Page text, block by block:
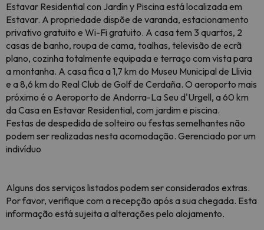
Estavar Residential con Jardín y Piscina está localizada em
Estavar. A propriedade dispõe de varanda, estacionamento
privativo gratuito e Wi-Fi gratuito. A casa tem 3 quartos, 2
casas de banho, roupa de cama, toalhas, televisão de ecrã
plano, cozinha totalmente equipada e terraço com vista para
a montanha. A casa fica a 1,7 km do Museu Municipal de Llivia
e a 8,6 km do Real Club de Golf de Cerdaña. O aeroporto mais
próximo é o Aeroporto de Andorra-La Seu d'Urgell, a 60 km
da Casa en Estavar Residential, com jardim e piscina.
Festas de despedida de solteiro ou festas semelhantes não
podem ser realizadas nesta acomodação. Gerenciado por um
indivíduo
Alguns dos serviços listados podem ser considerados extras.
Por favor, verifique com a recepção após a sua chegada. Esta
informação está sujeita a alterações pelo alojamento.